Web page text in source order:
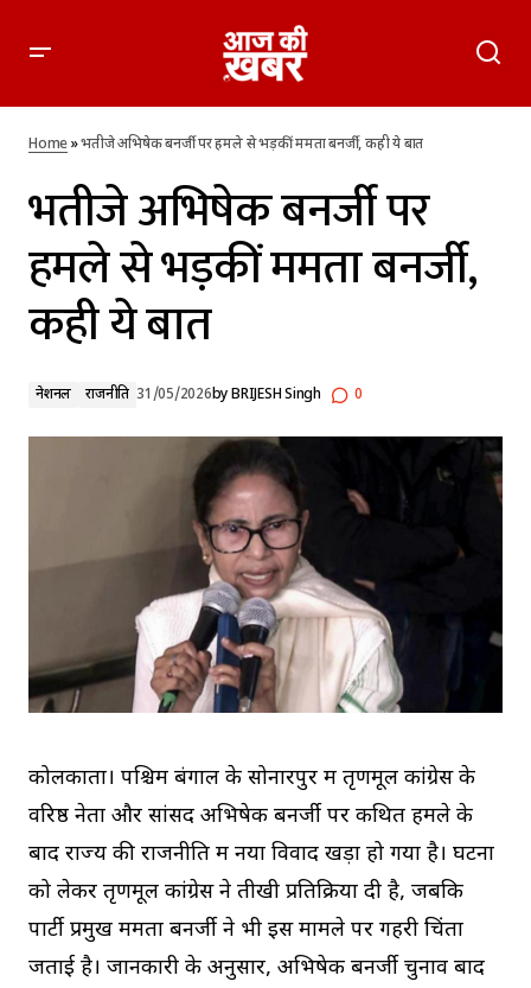
भतीजे अभिषेक बनर्जी पर हमले से भड़कीं ममता बनर्जी, कही ये बात
Home»भतीजे अभिषेक बनर्जी पर हमले से भड़कीं ममता बनर्जी, कही ये बात
भतीजे अभिषेक बनर्जी पर
हमले से भड़कीं ममता बनर्जी,
कही ये बात
नेशनल राजनीति 31/05/2026byBRIJESH Singh 0
कोलकाता। पश्चिम बंगाल के सोनारपुर में तृणमूल कांग्रेस के
वरिष्ठ नेता और सांसद अभिषेक बनर्जी पर कथित हमले के
बाद राज्य की राजनीति में नया विवाद खड़ा हो गया है। घटना
को लेकर तृणमूल कांग्रेस ने तीखी प्रतिक्रिया दी है, जबकि
पार्टी प्रमुख ममता बनर्जी ने भी इस मामले पर गहरी चिंता
जताई है। जानकारी के अनुसार, अभिषेक बनर्जी चुनाव बाद